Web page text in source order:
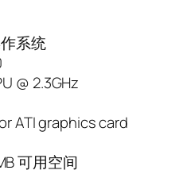
系统
@ 2.3GHz
ATI graphics card
可用空间